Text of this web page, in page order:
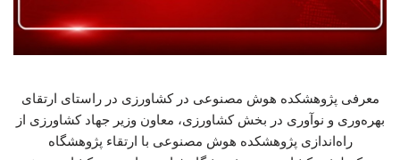
معرفی پژوهشکده هوش مصنوعی در کشاورزی در راستای ارتقای
بهره‌وری و نوآوری در بخش کشاورزی، معاون وزیر جهاد کشاورزی از
راه‌اندازی پژوهشکده هوش مصنوعی با ارتقاء پژوهشگاه